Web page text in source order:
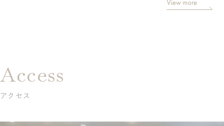
Access
アクセス